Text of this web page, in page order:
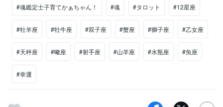
#魂鑑定士子育てかぁちゃん！ #魂 #タロット #12星座
#牡羊座 #牡牛座 #双子座 #蟹座 #獅子座 #乙女座
#天秤座 #蠍座 #射手座 #山羊座 #水瓶座 #魚座
#幸運